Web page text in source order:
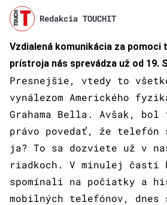
Redakcia TOUCHIT
Vzdialená komunikácia za pomoci
prístroja nás sprevádza už od 19.
Presnejšie, vtedy to
vynálezom Amerického
Grahama Bella. Avšak,
právo povedať, že telefón
ja? To sa dozviete už v
riadkoch. V minulej časti
spomínali na počiatky a
mobilných telefónov, dnes